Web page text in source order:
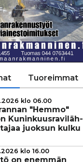
Tuoreimmat
klo 06.00
"Hemmo"
Kunin­kuus­ra­vi­läh­
juoksun kulku
klo 16.00
on enemmän